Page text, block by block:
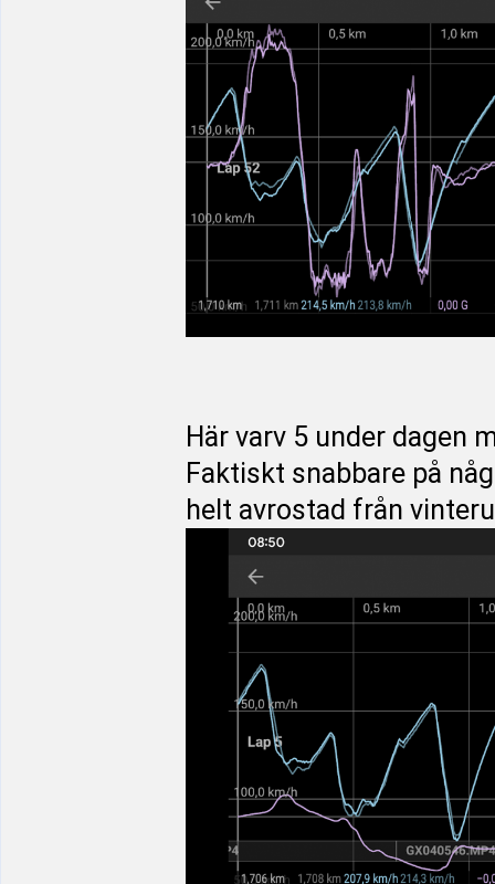
Här varv 5 under dagen
Faktiskt snabbare på
helt avrostad från